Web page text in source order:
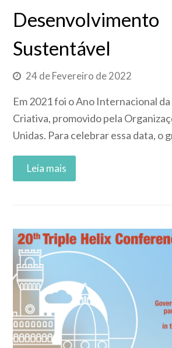
Desenvolvimento
Sustentável
24 de Fevereiro de 2022
Em 2021 foi o Ano Internacional
Criativa, promovido pela
Unidas. Para celebrar essa data, o